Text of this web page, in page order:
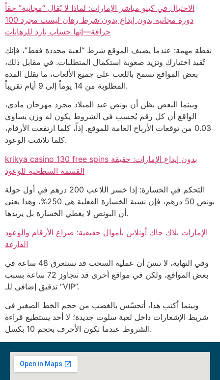
الاحتيال في كينو مباشر الإمارات: لماذا لا يُقال “مجانية” حقاً
100 دورة مجانية بدون إيداع بدون شرط رهان ليست مجرد
خرافة—إنها حساب بارد للرهانات
نقطة مهمة: عندما يضيف الموقع شرط “لعبة محددة فقط”، فإنك
تُقيد اختيارك وتزيد صعوبة استكمال المتطلبات. في مقابل ذلك،
بعض المواقع تسمح باللعب على جميع الألعاب، ما يقلل المدة
المطلوبة من 14 يوماً إلى 9 أيام تقريباً.
وبينما البعض يظن أن بونص عيد الميلاد مجرد مهرجان مادي،
الواقع أن كل رقم يُحسب في الشروط يكون له وزن يساوي
0.03 من توقعات الأرباح العامة للموقع. إذاً، كلما ارتفعت الأرقام،
كلما تلاشت الوعود.
krikya casino 130 free spins بدون إيداع الإمارات: حقيقة
القسمة السطحية للوعود
التحكم في الخسارة: إذا خسر اللاعب 200 درهم في أول جولة
بونص 50 درهم، فإن نسبة الخسارة الفعلية هي 250%، وهذا يعني
أن البونص لا يغطي الخسارة بل يزيدها.
الإمارات بلاك جاك أونلاين بأموال حقيقية: صراع الأرقام والوعود
الفارغة
وفي النهاية، لا تنسَ أن عملية السحب قد تستغرق 48 ساعة في
بعض المواقع، ولكن في مواقع أخرى قد تتجاوز 72 ساعة بسبب
تدقيق إضافي للـ “VIP”.
وبينما أكتب هذا، أتحسّس بالغضب من حجم الخط الصغير في
شريط الإشعارات داخل لعبة سلوت جديدة؛ لا أحد يستطيع قراءة
الشروط عندما تكون الأحرف بحجم 10 بكسل.